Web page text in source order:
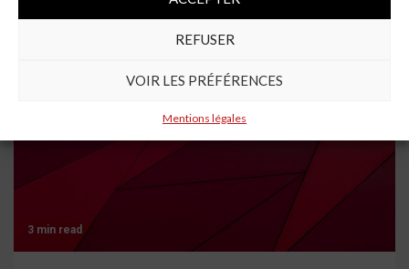
REFUSER
VOIR LES PRÉFÉRENCES
Mentions légales
3 min read